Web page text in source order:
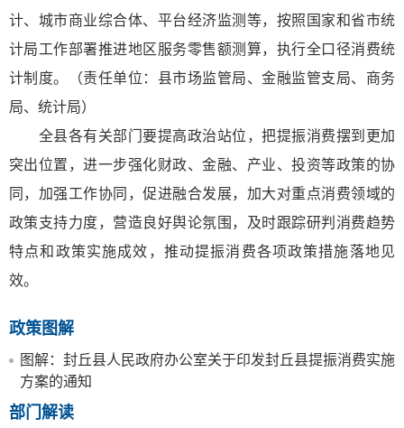
计、城市商业综合体、平台经济监测等，按照国家和省市统
计局工作部署推进地区服务零售额测算，执行全口径消费统
计制度。（责任单位：县市场监管局、金融监管支局、商务
局、统计局）
全县各有关部门要提高政治站位，把提振消费摆到更加
突出位置，进一步强化财政、金融、产业、投资等政策的协
同，加强工作协同，促进融合发展，加大对重点消费领域的
政策支持力度，营造良好舆论氛围，及时跟踪研判消费趋势
特点和政策实施成效，推动提振消费各项政策措施落地见
效。
政策图解
图解：封丘县人民政府办公室关于印发封丘县提振消费实施
方案的通知
部门解读